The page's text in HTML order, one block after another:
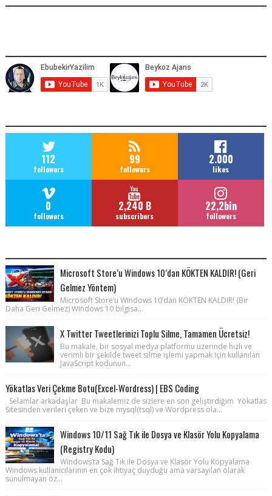
112
followers
99
followers
2.000
likes
0
followers
2,240 B
subscribers
22,2bin
followers
Microsoft Store’u Windows 10’dan KÖKTEN KALDIR! (Geri
Gelmez Yöntem)
Microsoft Store’u Windows 10’dan KÖKTEN KALDIR! (Bir
Daha Geri Gelmez) Windows 10 bilgisa...
X Twitter Tweetlerinizi Toplu Silme, Tamamen Ücretsiz!
Bu makale, bir sosyal medya platformu üzerinde hızlı ve
verimli bir şekilde tweet silme işlemi yapmak için kullanılan
JavaScript kodunun...
Yökatlas Veri Çekme Botu(Excel-Wordress) | EBS Coding
Selamlar arkadaşlar Bu makalemiz de sizlere en son geliştirdiğim Yökatlas
Sitesinden verileri çeken ve bize mysql(tsql) ve Wordpress ola...
Windows 10/11 Sağ Tık ile Dosya ve Klasör Yolu Kopyalama
(Registry Kodu)
Windows’ta Sağ Tık ile Dosya ve Klasör Yolu Kopyalama
Windows kullanıcılarının en çok ihtiyaç duyduğu ama varsayılan olarak
sunulmayan öz...